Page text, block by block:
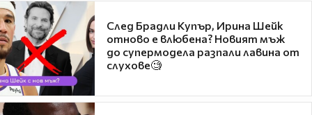
След Брадли Купър, Ирина Шейк
отново е влюбена? Новият мъж
до супермодела разпали лавина от
слухове🧐